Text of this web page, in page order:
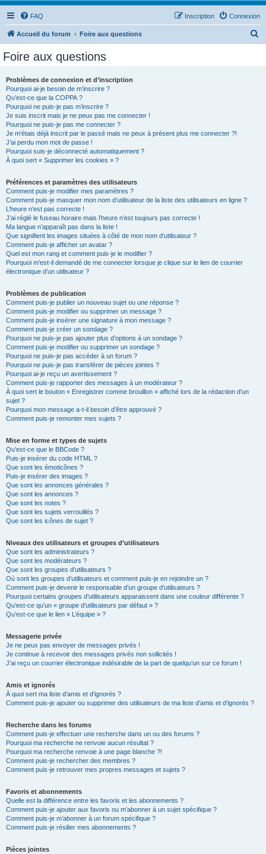
FAQ Connexion
Inscription
Accueil du forum Foire aux questions
Foire aux questions
Problèmes de connexion et d’inscription
Pourquoi ai-je besoin de m’inscrire ?
Qu’est-ce que la COPPA ?
Pourquoi ne puis-je pas m’inscrire ?
Je suis inscrit mais je ne peux pas me connecter !
Pourquoi ne puis-je pas me connecter ?
Je m’étais déjà inscrit par le passé mais ne peux à présent plus me connecter ?!
J’ai perdu mon mot de passe !
Pourquoi suis-je déconnecté automatiquement ?
À quoi sert « Supprimer les cookies » ?
Préférences et paramètres des utilisateurs
Comment puis-je modifier mes paramètres ?
Comment puis-je masquer mon nom d’utilisateur de la liste des utilisateurs en ligne ?
L’heure n’est pas correcte !
J’ai réglé le fuseau horaire mais l’heure n’est toujours pas correcte !
Ma langue n’apparaît pas dans la liste !
Que signifient les images situées à côté de mon nom d’utilisateur ?
Comment puis-je afficher un avatar ?
Quel est mon rang et comment puis-je le modifier ?
Pourquoi m’est-il demandé de me connecter lorsque je clique sur le lien de courrier
électronique d’un utilisateur ?
Problèmes de publication
Comment puis-je publier un nouveau sujet ou une réponse ?
Comment puis-je modifier ou supprimer un message ?
Comment puis-je insérer une signature à mon message ?
Comment puis-je créer un sondage ?
Pourquoi ne puis-je pas ajouter plus d’options à un sondage ?
Comment puis-je modifier ou supprimer un sondage ?
Pourquoi ne puis-je pas accéder à un forum ?
Pourquoi ne puis-je pas transférer de pièces jointes ?
Pourquoi ai-je reçu un avertissement ?
Comment puis-je rapporter des messages à un modérateur ?
À quoi sert le bouton « Enregistrer comme brouillon » affiché lors de la rédaction d’un
sujet ?
Pourquoi mon message a-t-il besoin d’être approuvé ?
Comment puis-je remonter mes sujets ?
Mise en forme et types de sujets
Qu’est-ce que le BBCode ?
Puis-je insérer du code HTML ?
Que sont les émoticônes ?
Puis-je insérer des images ?
Que sont les annonces générales ?
Que sont les annonces ?
Que sont les notes ?
Que sont les sujets verrouillés ?
Que sont les icônes de sujet ?
Niveaux des utilisateurs et groupes d’utilisateurs
Que sont les administrateurs ?
Que sont les modérateurs ?
Que sont les groupes d’utilisateurs ?
Où sont les groupes d’utilisateurs et comment puis-je en rejoindre un ?
Comment puis-je devenir le responsable d’un groupe d’utilisateurs ?
Pourquoi certains groupes d’utilisateurs apparaissent dans une couleur différente ?
Qu’est-ce qu’un « groupe d’utilisateurs par défaut » ?
Qu’est-ce que le lien « L’équipe » ?
Messagerie privée
Je ne peux pas envoyer de messages privés !
Je continue à recevoir des messages privés non sollicités !
J’ai reçu un courrier électronique indésirable de la part de quelqu’un sur ce forum !
Amis et ignorés
À quoi sert ma liste d’amis et d’ignorés ?
Comment puis-je ajouter ou supprimer des utilisateurs de ma liste d’amis et d’ignorés ?
Recherche dans les forums
Comment puis-je effectuer une recherche dans un ou des forums ?
Pourquoi ma recherche ne renvoie aucun résultat ?
Pourquoi ma recherche renvoie à une page blanche ?!
Comment puis-je rechercher des membres ?
Comment puis-je retrouver mes propres messages et sujets ?
Favoris et abonnements
Quelle est la différence entre les favoris et les abonnements ?
Comment puis-je ajouter aux favoris ou m’abonner à un sujet spécifique ?
Comment puis-je m’abonner à un forum spécifique ?
Comment puis-je résilier mes abonnements ?
Pièces jointes